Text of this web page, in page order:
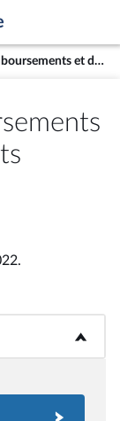
Annexe 40 - Remboursements et dégrèvements